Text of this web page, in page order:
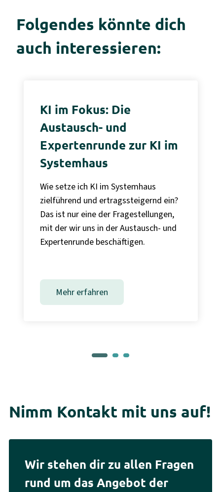
Folgendes könnte dich
auch interessieren:
KI im Fokus: Die
Austausch- und
Expertenrunde zur KI im
Systemhaus
Wie setze ich KI im Systemhaus
zielführend und ertragssteigernd ein?
Das ist nur eine der Fragestellungen,
mit der wir uns in der Austausch- und
Expertenrunde beschäftigen.
Mehr erfahren
Nimm Kontakt mit uns auf!
Wir stehen dir zu allen Fragen
rund um das Angebot der